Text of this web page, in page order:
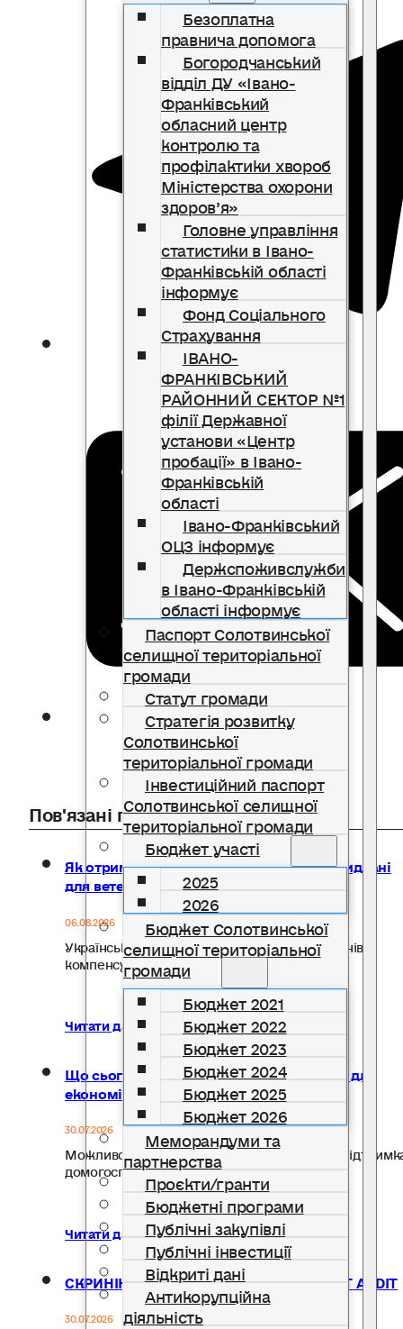
Безоплатна
правнича допомога
Богородчанський
відділ ДУ «Івано-
Франківський
обласний центр
контролю та
профілактики хвороб
Міністерства охорони
здоров’я»
Головне управління
статистики в Івано-
Франківській області
інформує
Фонд Соціального
Страхування
ІВАНО-
ФРАНКІВСЬКИЙ
РАЙОННИЙ СЕКТОР №1
філії Державної
установи «Центр
пробації» в Івано-
Франківській
області
Івано-Франківський
ОЦЗ інформує
Держспоживслужби
в Івано-Франківській
області інформує
Паспорт Солотвинської
селищної територіальної
громади
Статут громади
Стратегія розвитку
Солотвинської
територіальної громади
Інвестиційний паспорт
Солотвинської селищної
територіальної громади
Бюджет участі
2025
2026
Бюджет Солотвинської
селищної територіальної
громади
Бюджет 2021
Бюджет 2022
Бюджет 2023
Бюджет 2024
Бюджет 2025
Бюджет 2026
Меморандуми та
партнерства
Проєкти/гранти
Бюджетні програми
Публічні закупівлі
Публічні інвестиції
Відкриті дані
Антикорупційна
діяльність
Пов'язані публікації
Як отримати компенсацію за товари, придбані
для ветеранського бізнесу
06.08.2026
Український ветеранський фонд Мінветеранів
компенсує до 20 тисяч гривень на…
Читати далі...
Що сьогодні найбільше потрібно людям для
економічного відновлення?
30.07.2026
Можливості для розвитку власної справи?
домогосподарств? Нові джерела доходу?…
Читати далі...
СКРИНІНГ ВЖИВАННЯ АЛКОГОЛЮ: ТЕСТ AUDIT
30.07.2026